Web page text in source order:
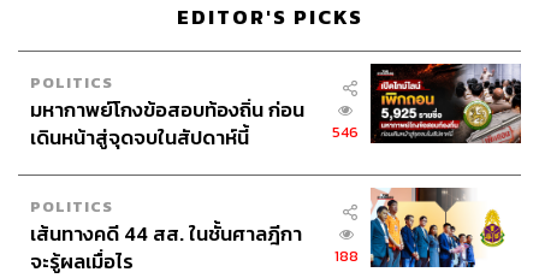
EDITOR'S PICKS
POLITICS
มหากาพย์โกงข้อสอบท้องถิ่น ก่อน
เดินหน้าสู่จุดจบในสัปดาห์นี้
546
POLITICS
เส้นทางคดี 44 สส. ในชั้นศาลฎีกา
จะรู้ผลเมื่อไร
188